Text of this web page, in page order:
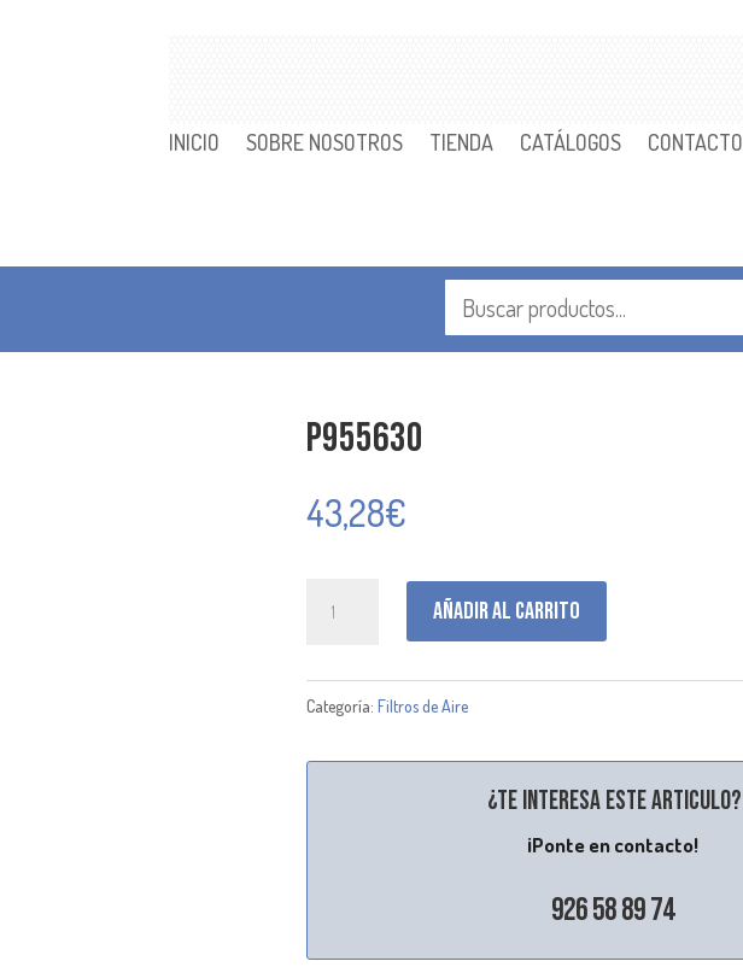
INICIO SOBRE NOSOTROS TIENDA CATÁLOGOS CONTACTO
P955630
43,28€
Añadir al carrito
Categoría: Filtros de Aire
¿Te interesa este articulo?
¡Ponte en contacto!
926 58 89 74